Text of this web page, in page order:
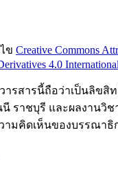
ข Creative Commons
4.0
รสารนี้ถือว่าเป็นลิขสิ
ราชบุรี และผลงานวิช
ามคิดเห็นของบรรณาธิ